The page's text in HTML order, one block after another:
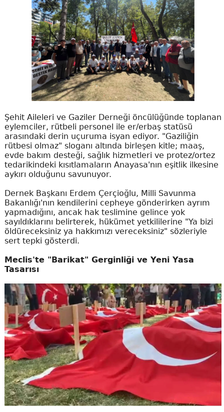
Şehit Aileleri ve Gaziler Derneği öncülüğünde toplanan
eylemciler, rütbeli personel ile er/erbaş statüsü
arasındaki derin uçuruma isyan ediyor. "Gaziliğin
rütbesi olmaz" sloganı altında birleşen kitle; maaş,
evde bakım desteği, sağlık hizmetleri ve protez/ortez
tedarikindeki kısıtlamaların Anayasa'nın eşitlik ilkesine
aykırı olduğunu savunuyor.
Dernek Başkanı Erdem Çerçioğlu, Milli Savunma
Bakanlığı'nın kendilerini cepheye gönderirken ayrım
yapmadığını, ancak hak teslimine gelince yok
sayıldıklarını belirterek, hükümet yetkililerine "Ya bizi
öldüreceksiniz ya hakkımızı vereceksiniz" sözleriyle
sert tepki gösterdi.
Meclis'te "Barikat" Gerginliği ve Yeni Yasa
Tasarısı